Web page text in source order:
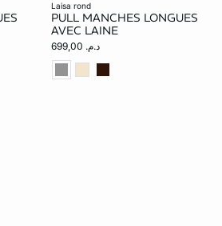
laisa rond
PULL MANCHES LONGUES
AVEC LAINE
د.م. 699,00